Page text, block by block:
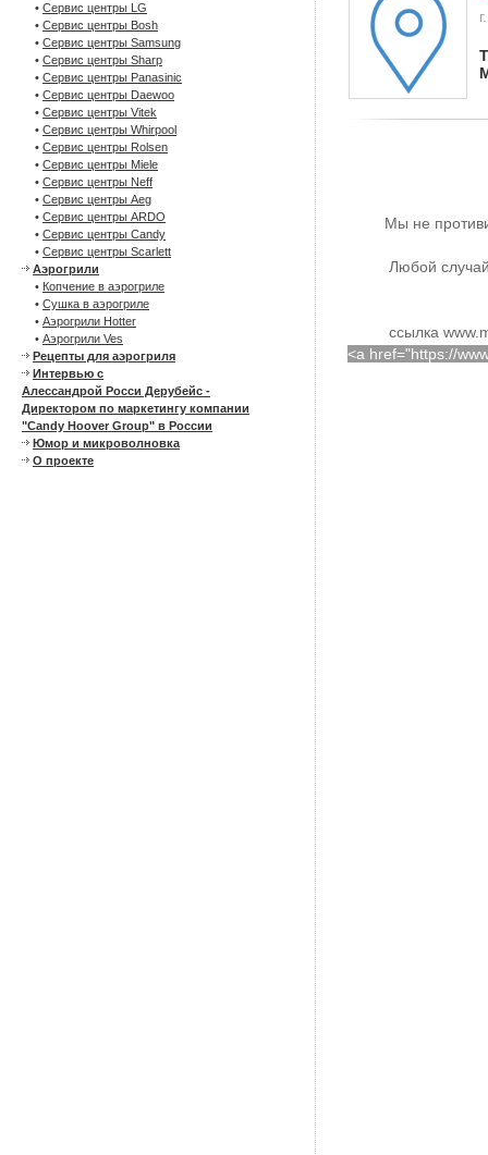
• Сервис центры LG
• Сервис центры Bosh
• Сервис центры Samsung
• Сервис центры Sharp
• Сервис центры Panasinic
• Сервис центры Daewoo
• Сервис центры Vitek
• Сервис центры Whirpool
• Сервис центры Rolsen
• Сервис центры Miele
• Сервис центры Neff
• Сервис центры Aeg
• Сервис центры ARDO
• Сервис центры Candy
• Сервис центры Scarlett
Аэрогрили
• Копчение в аэрогриле
• Сушка в аэрогриле
• Аэрогрили Hotter
• Аэрогрили Ves
Рецепты для аэрогриля
Интервью с
Алессандрой Росси Дерубейс -
Директором по маркетингу компании
"Candy Hoover Group" в России
Юмор и микроволновка
О проекте
Мы не
Любой
ссылка
<a href="https://